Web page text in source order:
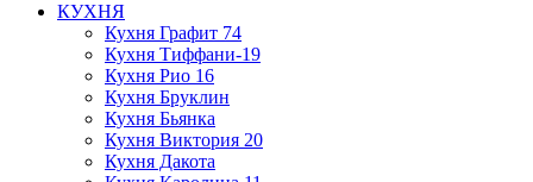
КУХНЯ
Кухня Графит 74
Кухня Тиффани-19
Кухня Рио 16
Кухня Бруклин
Кухня Бьянка
Кухня Виктория 20
Кухня Дакота